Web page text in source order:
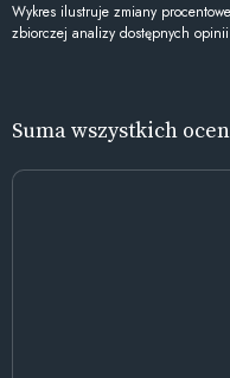
Wykres ilustruje zmiany
zbiorczej analizy dostępnych
Suma wszystkich ocen